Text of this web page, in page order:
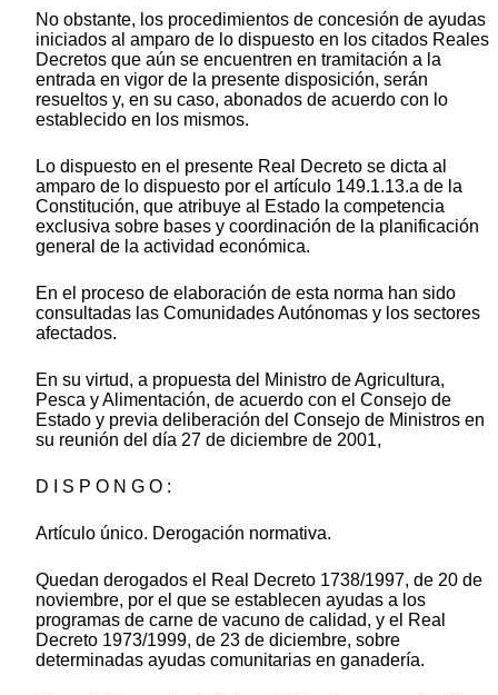
No obstante, los procedimientos de concesión de ayudas
iniciados al amparo de lo dispuesto en los citados Reales
Decretos que aún se encuentren en tramitación a la
entrada en vigor de la presente disposición, serán
resueltos y, en su caso, abonados de acuerdo con lo
establecido en los mismos.
Lo dispuesto en el presente Real Decreto se dicta al
amparo de lo dispuesto por el artículo 149.1.13.a de la
Constitución, que atribuye al Estado la competencia
exclusiva sobre bases y coordinación de la planificación
general de la actividad económica.
En el proceso de elaboración de esta norma han sido
consultadas las Comunidades Autónomas y los sectores
afectados.
En su virtud, a propuesta del Ministro de Agricultura,
Pesca y Alimentación, de acuerdo con el Consejo de
Estado y previa deliberación del Consejo de Ministros en
su reunión del día 27 de diciembre de 2001,
D I S P O N G O :
Artículo único. Derogación normativa.
Quedan derogados el Real Decreto 1738/1997, de 20 de
noviembre, por el que se establecen ayudas a los
programas de carne de vacuno de calidad, y el Real
Decreto 1973/1999, de 23 de diciembre, sobre
determinadas ayudas comunitarias en ganadería.